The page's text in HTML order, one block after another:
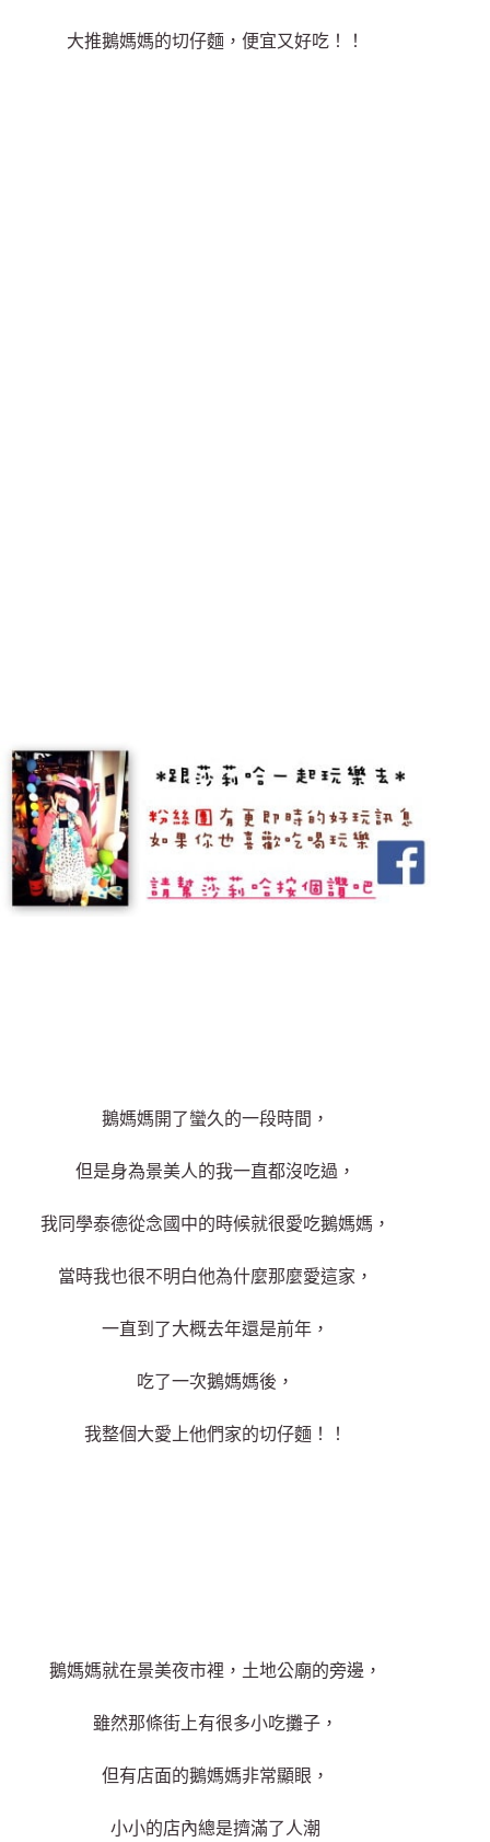
大推鵝媽媽的切仔麵，便宜又好吃！！
鵝媽媽開了蠻久的一段時間，
但是身為景美人的我一直都沒吃過，
我同學泰德從念國中的時候就很愛吃鵝媽媽，
當時我也很不明白他為什麼那麼愛這家，
一直到了大概去年還是前年，
吃了一次鵝媽媽後，
我整個大愛上他們家的切仔麵！！
鵝媽媽就在景美夜市裡，土地公廟的旁邊，
雖然那條街上有很多小吃攤子，
但有店面的鵝媽媽非常顯眼，
小小的店內總是擠滿了人潮